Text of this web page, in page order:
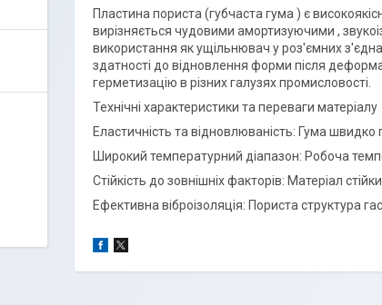
Пластина пориста (губчаста гума ) є
вирізняється чудовими амортизуючими ,
використання як ущільнювач у роз'ємних
здатності до відновлення форми після
герметизацію в різних галузях промисловості.
Технічні характеристики та переваги матеріалу
Еластичність та відновлюваність: Гума
Широкий температурний діапазон: Робоча
Стійкість до зовнішніх факторів: Матеріал
Ефективна віброізоляція: Пориста структура